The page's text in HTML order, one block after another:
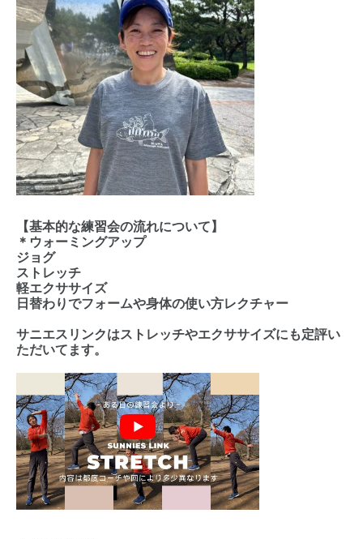
【基本的な練習会の流れについて】
＊ウォーミングアップ
ジョグ
ストレッチ
軽エクササイズ
日替わりでフォームや身体の使い方レクチャー
サニエスリンクはストレッチやエクササイズにも定評い
ただいてます。